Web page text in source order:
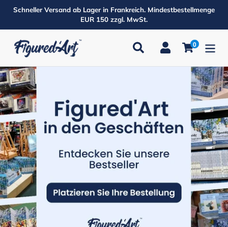
Schneller Versand ab Lager in Frankreich. Mindestbestellmenge
EUR 150 zzgl. MwSt.
Suchen Einloggen
0Produkte